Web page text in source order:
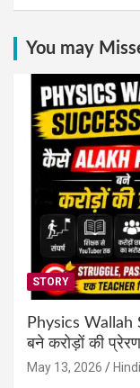
You may
STORY
Physics
बने करोड़ों की
May 13, 2026